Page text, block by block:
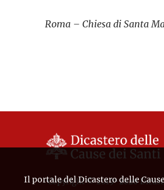
Roma – Chiesa di Santa
Copyright © 2019-2026
Il portale del Dicastero delle